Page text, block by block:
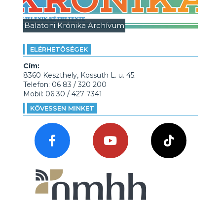
Balatoni Krónika Archívum
ELÉRHETŐSÉGEK
Cím:
8360 Keszthely, Kossuth L. u. 45.
Telefon: 06 83 / 320 200
Mobil: 06 30 / 427 7341
KÖVESSEN MINKET